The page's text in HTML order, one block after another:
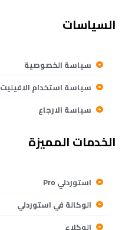
السياسات
سياسة الخصوصية
سياسة استخدام الافيليت
سياسة الارجاع
الخدمات المميزة
استوردلي Pro
الوكالة في استوردلي
الوكلاء